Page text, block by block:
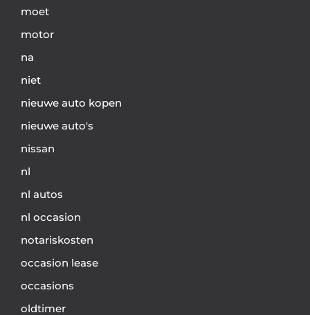
moet
motor
na
niet
nieuwe auto kopen
nieuwe auto's
nissan
nl
nl autos
nl occasion
notariskosten
occasion lease
occasions
oldtimer